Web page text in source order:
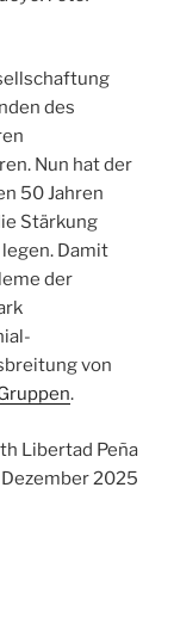
des
Nun hat der
50 Jahren
Stärkung
Damit
der
von
.
Libertad Peña
2025